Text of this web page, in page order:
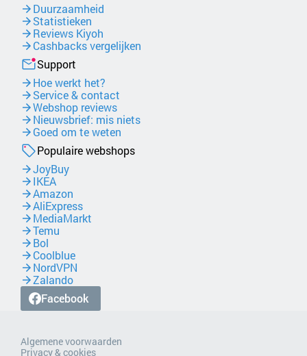
Duurzaamheid
Statistieken
Reviews Kiyoh
Cashbacks vergelijken
Support
Hoe werkt het?
Service & contact
Webshop reviews
Nieuwsbrief: mis niets
Goed om te weten
Populaire webshops
JoyBuy
IKEA
Amazon
AliExpress
MediaMarkt
Temu
Bol
Coolblue
NordVPN
Zalando
Facebook
Algemene voorwaarden
Privacy & cookies